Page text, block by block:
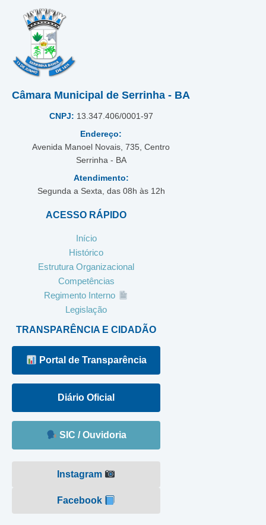
Câmara Municipal de Serrinha - BA
CNPJ: 13.347.406/0001-97
Endereço:
Avenida Manoel Novais, 735, Centro
Serrinha - BA
Atendimento:
Segunda a Sexta, das 08h às 12h
ACESSO RÁPIDO
Início
Histórico
Estrutura Organizacional
Competências
Regimento Interno
Legislação
TRANSPARÊNCIA E CIDADÃO
Portal de Transparência
Diário Oficial
SIC / Ouvidoria
Instagram
Facebook